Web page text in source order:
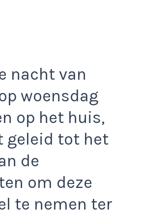
nacht van
woensdag
op het huis,
geleid tot het
de
om deze
te nemen ter